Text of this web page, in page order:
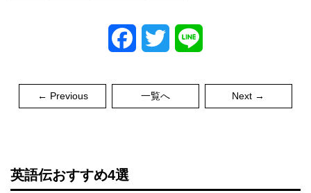
FacebookTwitter
← Previous 一覧へ Next →
英語伝おすすめ4選